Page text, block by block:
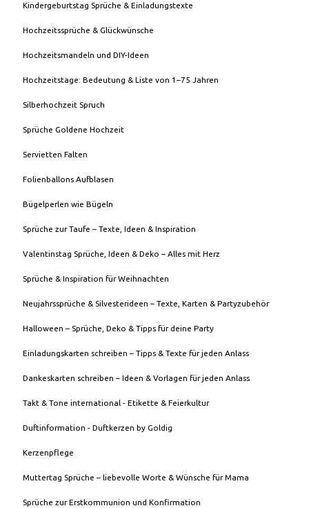
Kindergeburtstag Sprüche & Einladungstexte
Hochzeitssprüche & Glückwünsche
Hochzeitsmandeln und DIY-Ideen
Hochzeitstage: Bedeutung & Liste von 1–75 Jahren
Silberhochzeit Spruch
Sprüche Goldene Hochzeit
Servietten Falten
Folienballons Aufblasen
Bügelperlen wie Bügeln
Sprüche zur Taufe – Texte, Ideen & Inspiration
Valentinstag Sprüche, Ideen & Deko – Alles mit Herz
Sprüche & Inspiration für Weihnachten
Neujahrssprüche & Silvesterideen – Texte, Karten & Partyzubehör
Halloween – Sprüche, Deko & Tipps für deine Party
Einladungskarten schreiben – Tipps & Texte für jeden Anlass
Dankeskarten schreiben – Ideen & Vorlagen für jeden Anlass
Takt & Tone international - Etikette & Feierkultur
Duftinformation - Duftkerzen by Goldig
Kerzenpflege
Muttertag Sprüche – liebevolle Worte & Wünsche für Mama
Sprüche zur Erstkommunion und Konfirmation